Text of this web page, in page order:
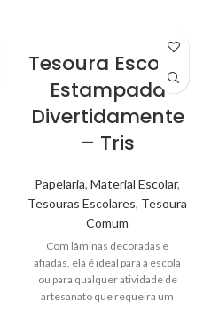
Tesoura Escolar
Estampada
Divertidamente
– Tris
Papelaria, Material Escolar,
Tesouras Escolares, Tesoura
Comum
Com lâminas decoradas e
afiadas, ela é ideal para a escola
ou para qualquer atividade de
artesanato que requeira um